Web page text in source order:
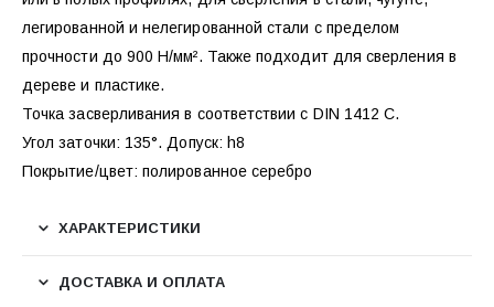
легированной и нелегированной стали с пределом
прочности до 900 Н/мм². Также подходит для сверления в
дереве и пластике.
Точка засверливания в соответствии с DIN 1412 C.
Угол заточки: 135°. Допуск: h8
Покрытие/цвет: полированное серебро
ХАРАКТЕРИСТИКИ
ДОСТАВКА И ОПЛАТА